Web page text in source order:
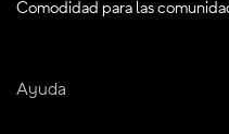
Comodidad para las
Ayuda